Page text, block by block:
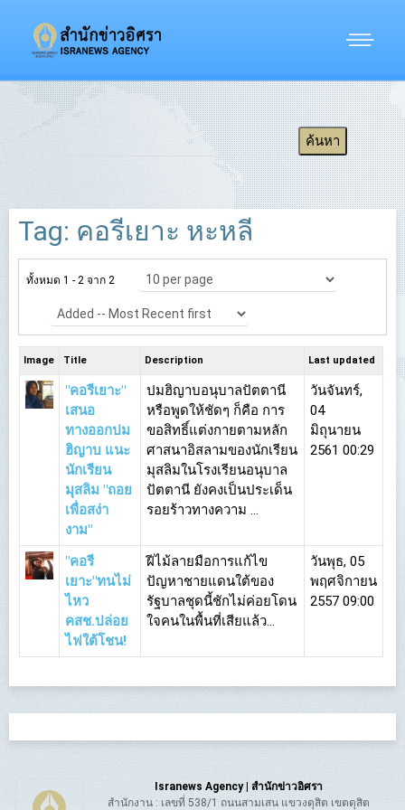
Tag: คอรีเยาะ หะหลี
ทั้งหมด 1 - 2 จาก 2
Image Title Description Last updated
"คอรีเยาะ"
เสนอ
ทางออกปม
ฮิญาบ แนะ
นักเรียน
มุสลิม "ถอย
เพื่อสง่า
งาม"
ปมฮิญาบอนุบาลปัตตานี
หรือพูดให้ชัดๆ ก็คือ การ
ขอสิทธิ์แต่งกายตามหลัก
ศาสนาอิสลามของนักเรียน
มุสลิมในโรงเรียนอนุบาล
ปัตตานี ยังคงเป็นประเด็น
รอยร้าวทางความ ...
วันจันทร์,
04
มิถุนายน
2561 00:29
"คอรี
เยาะ"ทนไม่
ไหว
คสช.ปล่อย
ไฟใต้โชน!
ฝีไม้ลายมือการแก้ไข
ปัญหาชายแดนใต้ของ
รัฐบาลชุดนี้ชักไม่ค่อยโดน
ใจคนในพื้นที่เสียแล้ว...
วันพุธ, 05
พฤศจิกายน
2557 09:00
Isranews Agency | สำนักข่าวอิศรา
สำนักงาน : เลขที่ 538/1 ถนนสามเสน แขวงดุสิต เขตดุสิต